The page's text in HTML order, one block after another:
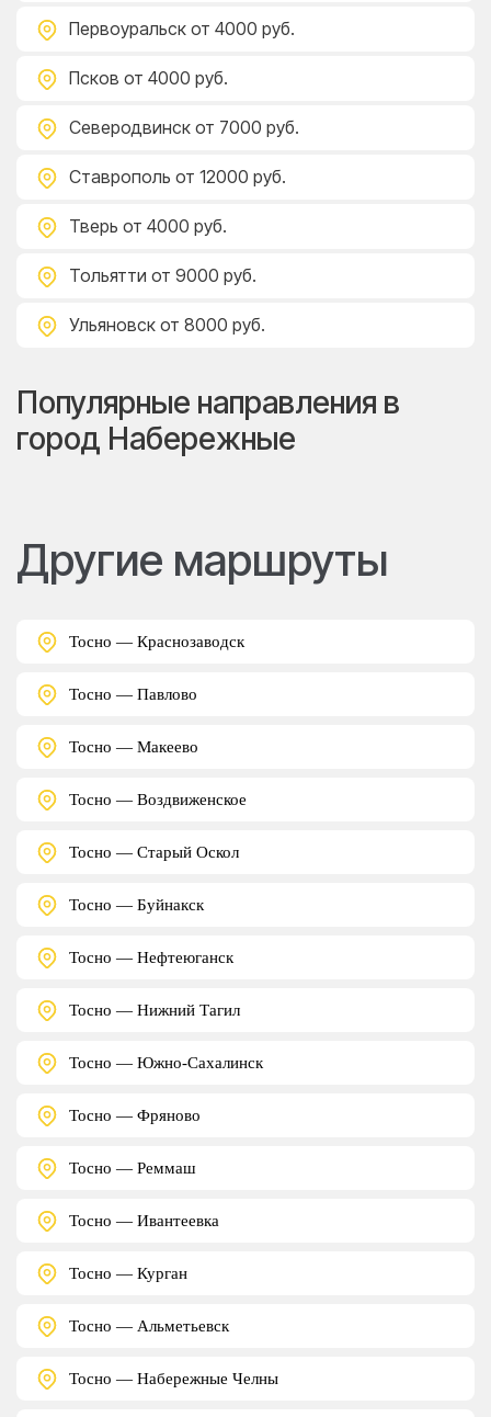
Первоуральск от 4000 руб.
Псков от 4000 руб.
Северодвинск от 7000 руб.
Ставрополь от 12000 руб.
Тверь от 4000 руб.
Тольятти от 9000 руб.
Ульяновск от 8000 руб.
Популярные направления в
город Набережные
Другие маршруты
Тосно — Краснозаводск
Тосно — Павлово
Тосно — Макеево
Тосно — Воздвиженское
Тосно — Старый Оскол
Тосно — Буйнакск
Тосно — Нефтеюганск
Тосно — Нижний Тагил
Тосно — Южно-Сахалинск
Тосно — Фряново
Тосно — Реммаш
Тосно — Ивантеевка
Тосно — Курган
Тосно — Альметьевск
Тосно — Набережные Челны